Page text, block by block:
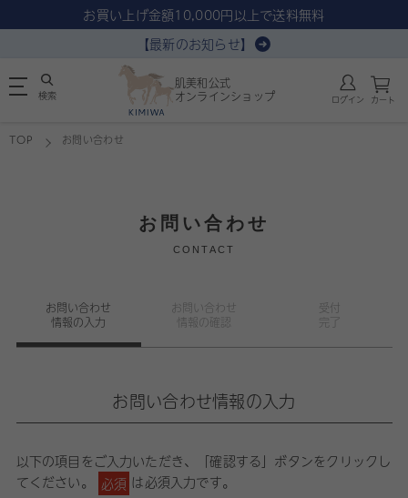
お買い上げ金額10,000円以上で送料無料
【最新のお知らせ】
肌美和公式
オンラインショップ
検索 ログイン カート
TOP お問い合わせ
お問い合わせ
CONTACT
お問い合わせ
情報の入力
お問い合わせ
情報の確認
受付
完了
お問い合わせ情報の入力
以下の項目をご入力いただき、「確認する」ボタンをクリックし
てください。
必須 は必須入力です。